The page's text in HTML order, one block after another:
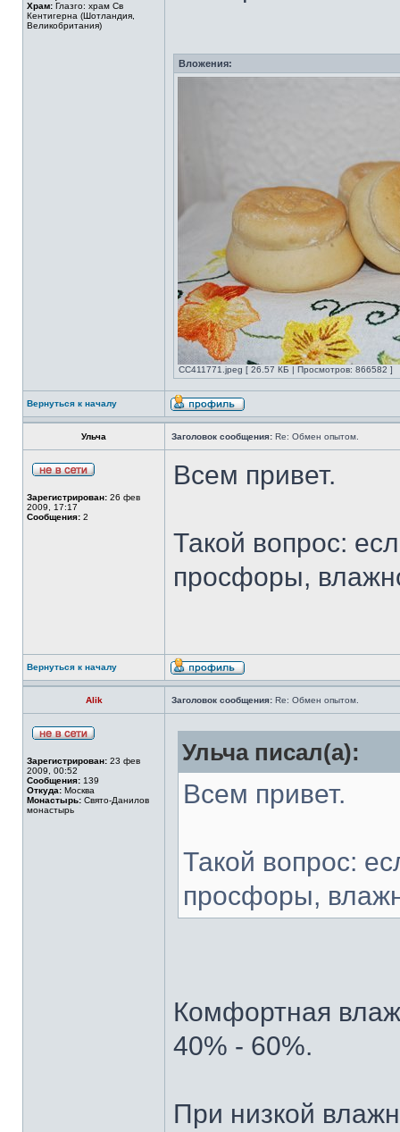
Храм: Глазго: храм Cв
Кентигерна (Шотландия,
Великобритания)
Вложения:
CC411771.jpeg [ 26.57 КБ | Просмотров: 866582 ]
Вернуться к началу
Ульча Заголовок сообщения: Re: Обмен опытом.
Зарегистрирован: 26 фев
2009, 17:17
Сообщения: 2
Всем привет.
Такой вопрос:
просфоры,
Вернуться к началу
Alik Заголовок сообщения: Re: Обмен опытом.
Зарегистрирован: 23 фев
2009, 00:52
Сообщения: 139
Откуда: Москва
Монастырь: Свято-Данилов
монастырь
Ульча писал(а):
Всем привет.
Такой вопрос:
просфоры,
Комфортная
40% - 60%.
При низкой